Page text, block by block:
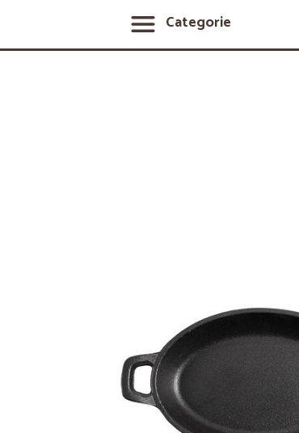
Categorie